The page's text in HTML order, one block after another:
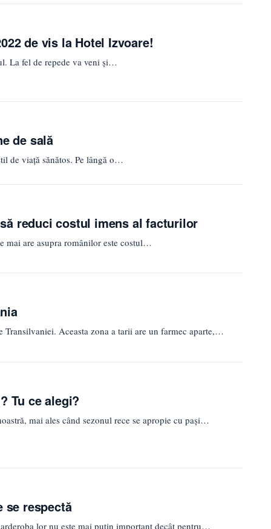
de vis la Hotel Izvoare!
La fel de repede va veni și…
de sală
de viață sănătos. Pe lângă o…
reduci costul imens al facturilor
mai are asupra românilor este costul…
Aceasta zona a tarii are un farmec aparte,…
Tu ce alegi?
mai ales când sezonul rece se apropie cu pași…
se respectă
lor nu este mai puțin important decât pentru…